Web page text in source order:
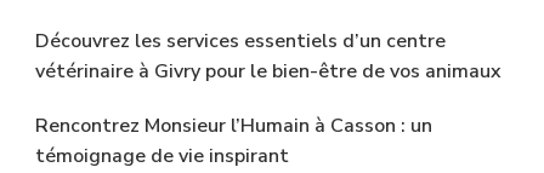
Découvrez les services essentiels d’un centre
vétérinaire à Givry pour le bien-être de vos animaux
Rencontrez Monsieur l’Humain à Casson : un
témoignage de vie inspirant